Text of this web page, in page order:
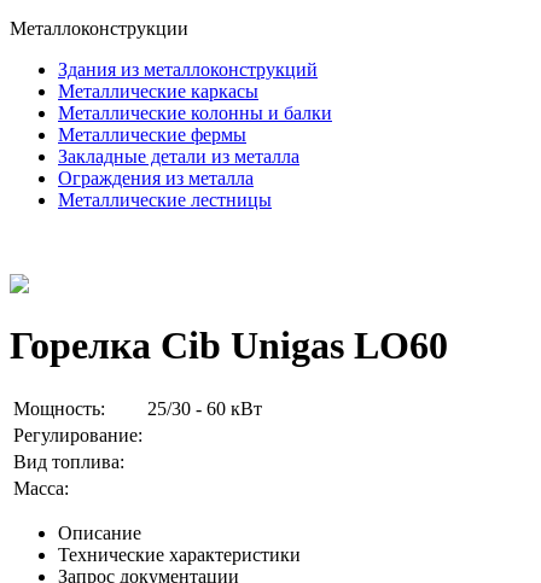
Металлоконструкции
Здания из металлоконструкций
Металлические каркасы
Металлические колонны и балки
Металлические фермы
Закладные детали из металла
Ограждения из металла
Металлические лестницы
Горелка Cib Unigas LO60
Мощность:
25/30 - 60 кВт
Регулирование:
Вид топлива:
Масса:
Описание
Технические характеристики
Запрос документации